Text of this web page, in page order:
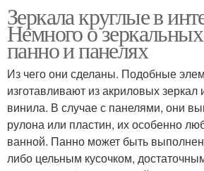
Зеркала круглые в
Немного о
панно и панелях
Из чего они сделаны. Подобные
изготавливают из акриловых зеркал
винила. В случае с панелями, они
рулона или пластин, их особенно
ванной. Панно может быть
либо цельным кусочком,